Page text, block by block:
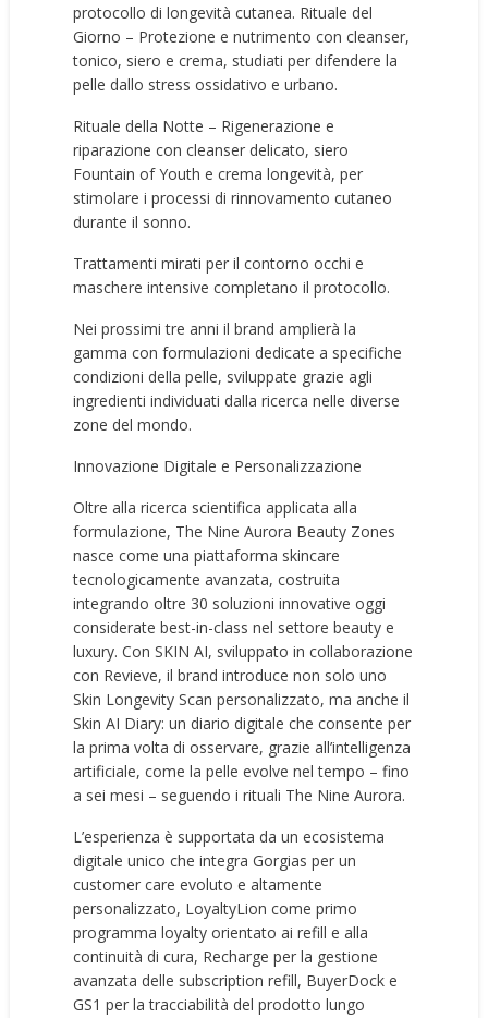
protocollo di longevità cutanea. Rituale del
Giorno – Protezione e nutrimento con cleanser,
tonico, siero e crema, studiati per difendere la
pelle dallo stress ossidativo e urbano.
Rituale della Notte – Rigenerazione e
riparazione con cleanser delicato, siero
Fountain of Youth e crema longevità, per
stimolare i processi di rinnovamento cutaneo
durante il sonno.
Trattamenti mirati per il contorno occhi e
maschere intensive completano il protocollo.
Nei prossimi tre anni il brand amplierà la
gamma con formulazioni dedicate a specifiche
condizioni della pelle, sviluppate grazie agli
ingredienti individuati dalla ricerca nelle diverse
zone del mondo.
Innovazione Digitale e Personalizzazione
Oltre alla ricerca scientifica applicata alla
formulazione, The Nine Aurora Beauty Zones
nasce come una piattaforma skincare
tecnologicamente avanzata, costruita
integrando oltre 30 soluzioni innovative oggi
considerate best-in-class nel settore beauty e
luxury. Con SKIN AI, sviluppato in collaborazione
con Revieve, il brand introduce non solo uno
Skin Longevity Scan personalizzato, ma anche il
Skin AI Diary: un diario digitale che consente per
la prima volta di osservare, grazie all’intelligenza
artificiale, come la pelle evolve nel tempo – fino
a sei mesi – seguendo i rituali The Nine Aurora.
L’esperienza è supportata da un ecosistema
digitale unico che integra Gorgias per un
customer care evoluto e altamente
personalizzato, LoyaltyLion come primo
programma loyalty orientato ai refill e alla
continuità di cura, Recharge per la gestione
avanzata delle subscription refill, BuyerDock e
GS1 per la tracciabilità del prodotto lungo